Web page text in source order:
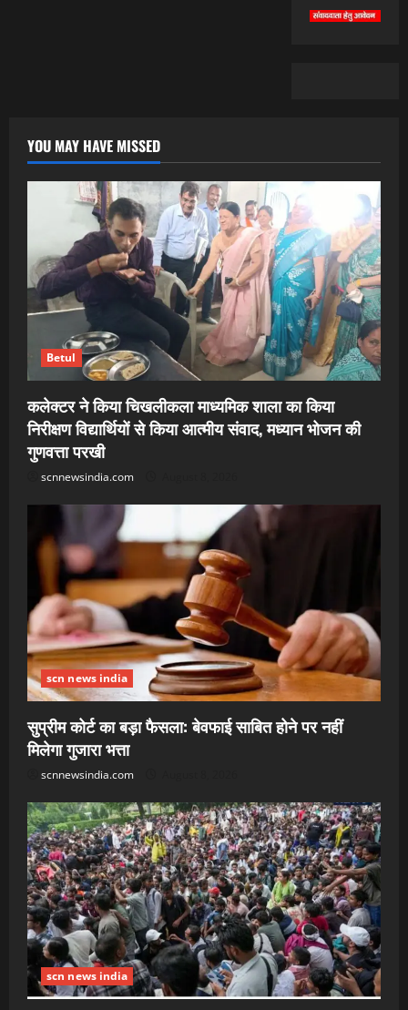
YOU MAY HAVE MISSED
Betul
कलेक्टर ने किया चिखलीकला माध्यमिक शाला का किया
निरीक्षण विद्यार्थियों से किया आत्मीय संवाद, मध्यान भोजन की
गुणवत्ता परखी
scnnewsindia.com
scn news india
सुप्रीम कोर्ट का बड़ा फैसला: बेवफाई साबित होने पर नहीं
मिलेगा गुजारा भत्ता
scnnewsindia.com
scn news india